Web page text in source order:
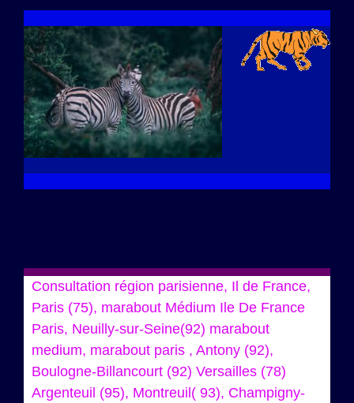
Consultation région parisienne, Il de France,
Paris (75), marabout Médium Ile De France
Paris, Neuilly-sur-Seine(92) marabout
medium, marabout paris , Antony (92),
Boulogne-Billancourt (92) Versailles (78)
Argenteuil (95), Montreuil( 93), Champigny-